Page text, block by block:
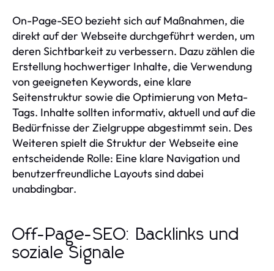
On-Page-SEO bezieht sich auf Maßnahmen, die
direkt auf der Webseite durchgeführt werden, um
deren Sichtbarkeit zu verbessern. Dazu zählen die
Erstellung hochwertiger Inhalte, die Verwendung
von geeigneten Keywords, eine klare
Seitenstruktur sowie die Optimierung von Meta-
Tags. Inhalte sollten informativ, aktuell und auf die
Bedürfnisse der Zielgruppe abgestimmt sein. Des
Weiteren spielt die Struktur der Webseite eine
entscheidende Rolle: Eine klare Navigation und
benutzerfreundliche Layouts sind dabei
unabdingbar.
Off-Page-SEO: Backlinks und
soziale Signale